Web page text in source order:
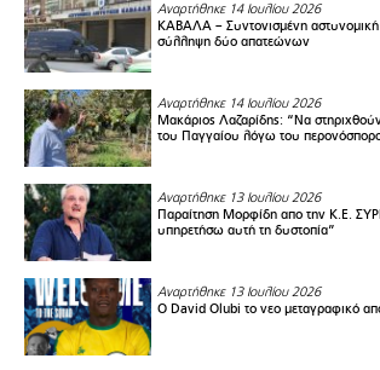
Αναρτήθηκε 14 Ιουλίου 2026
ΚΑΒΑΛΑ – Συντονισμένη αστυνομική
σύλληψη δύο απατεώνων
Αναρτήθηκε 14 Ιουλίου 2026
Μακάριος Λαζαρίδης: “Να
του Παγγαίου λόγω του
Αναρτήθηκε 13 Ιουλίου 2026
Παραίτηση Μορφίδη απο την Κ.Ε.
υπηρετήσω αυτή τη δυστοπία”
Αναρτήθηκε 13 Ιουλίου 2026
Ο David Olubi το νεο μεταγραφικό